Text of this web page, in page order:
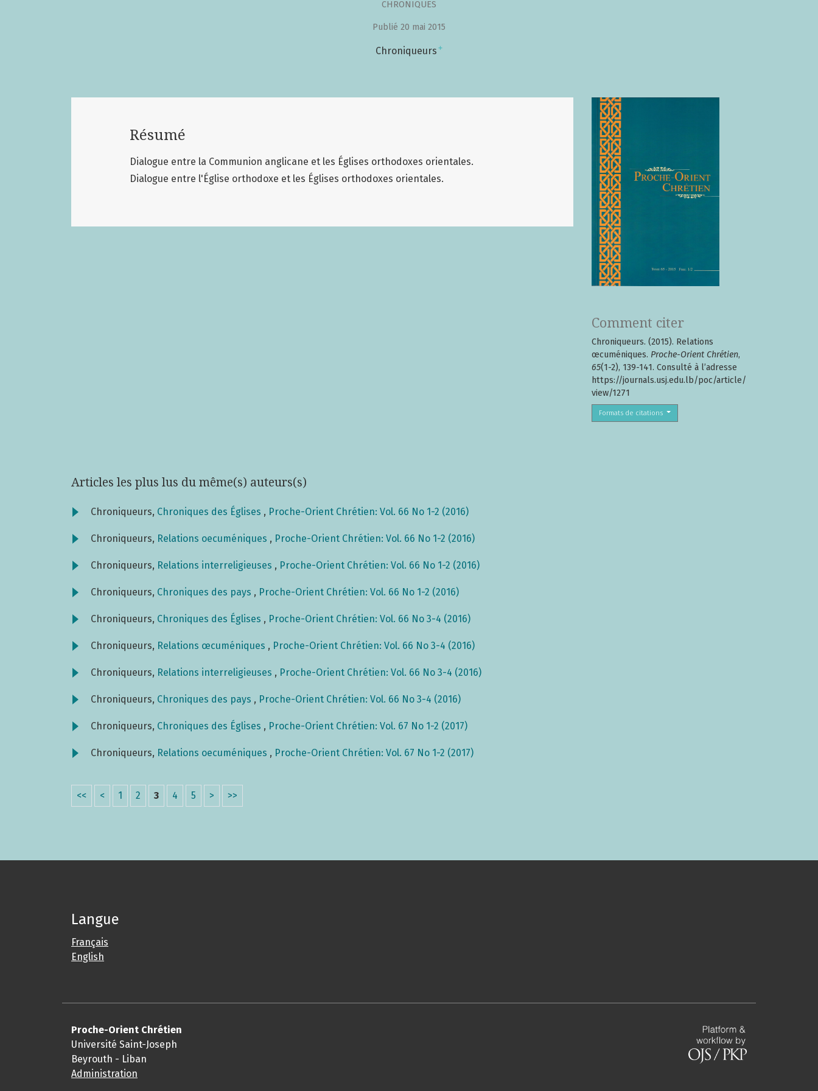
CHRONIQUES
Publié 20 mai 2015
Chroniqueurs +
Comment citer
Chroniqueurs. (2015). Relations
œcuméniques. Proche-Orient Chrétien,
65(1-2), 139-141. Consulté à l’adresse
https://journals.usj.edu.lb/poc/article/
view/1271
Formats de citations
Résumé
Dialogue entre la Communion anglicane et les Églises orthodoxes orientales.
Dialogue entre l'Église orthodoxe et les Églises orthodoxes orientales.
Articles les plus lus du même(s) auteurs(s)
Chroniqueurs, Chroniques des Églises , Proche-Orient Chrétien: Vol. 66 No 1-2 (2016)
Chroniqueurs, Relations oecuméniques , Proche-Orient Chrétien: Vol. 66 No 1-2 (2016)
Chroniqueurs, Relations interreligieuses , Proche-Orient Chrétien: Vol. 66 No 1-2 (2016)
Chroniqueurs, Chroniques des pays , Proche-Orient Chrétien: Vol. 66 No 1-2 (2016)
Chroniqueurs, Chroniques des Églises , Proche-Orient Chrétien: Vol. 66 No 3-4 (2016)
Chroniqueurs, Relations œcuméniques , Proche-Orient Chrétien: Vol. 66 No 3-4 (2016)
Chroniqueurs, Relations interreligieuses , Proche-Orient Chrétien: Vol. 66 No 3-4 (2016)
Chroniqueurs, Chroniques des pays , Proche-Orient Chrétien: Vol. 66 No 3-4 (2016)
Chroniqueurs, Chroniques des Églises , Proche-Orient Chrétien: Vol. 67 No 1-2 (2017)
Chroniqueurs, Relations oecuméniques , Proche-Orient Chrétien: Vol. 67 No 1-2 (2017)
<< < 1 2 3 4 5 > >>
Langue
Français
English
Proche-Orient Chrétien
Université Saint-Joseph
Beyrouth - Liban
Administration